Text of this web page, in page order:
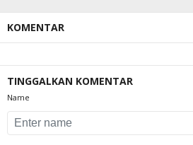
KOMENTAR
TINGGALKAN KOMENTAR
Name